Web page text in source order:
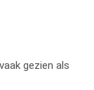
gezien als